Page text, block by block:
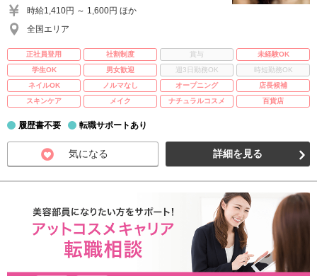
時給1,410円 ～ 1,600円 ほか
全国エリア
正社員登用 社割制度 賞与
未経験OK
学生OK
男女歓迎 週3日勤務OK
時短勤務OK
ネイルOK
ノルマなし オープニング
店長候補
スキンケア
メイク ナチュラルコスメ 百貨店
履歴書不要 転職サポートあり
気になる 詳細を見る